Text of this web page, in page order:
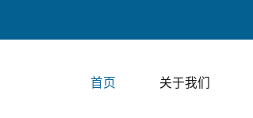
首页 关于我们